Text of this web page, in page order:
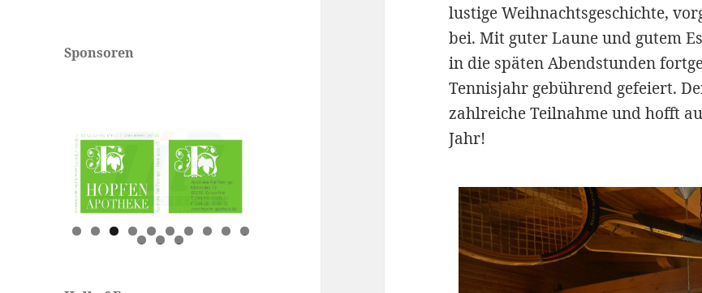
Sponsoren
0
1 2 3
lustige Weihnachtsgeschichte,
bei. Mit guter Laune und gutem
in die späten Abendstunden
Tennisjahr gebührend gefeiert.
zahlreiche Teilnahme und hofft
Jahr!